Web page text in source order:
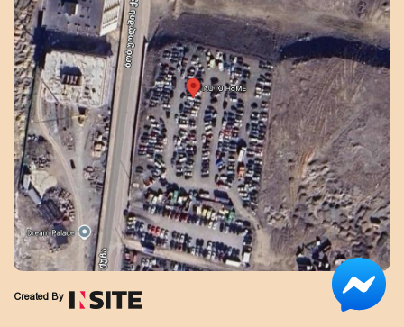
Created By